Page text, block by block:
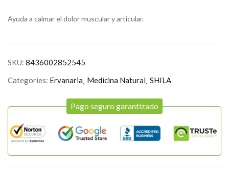
Ayuda a calmar el dolor muscular y articular.
SKU: 8436002852545
Categories: Ervanaria Medicina Natural SHILA
Pago seguro garantizado